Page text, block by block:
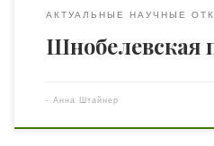
АКТУАЛЬНЫЕ НАУЧНЫЕ
Шнобелевская
- Анна Штайнер